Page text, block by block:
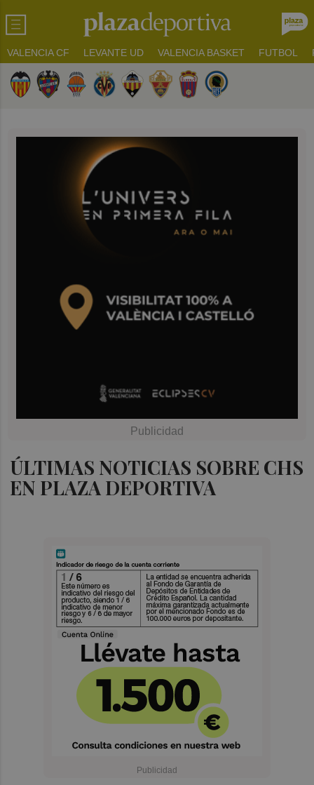
VALENCIA CF LEVANTE UD VALENCIA BASKET FUTBOL
ÚLTIMAS NOTICIAS SOBRE CHS
EN PLAZA DEPORTIVA